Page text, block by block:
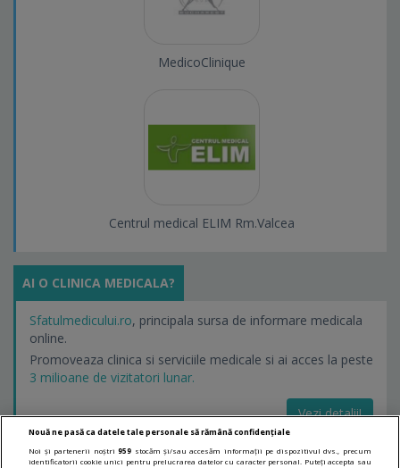
MedicoClinique
Centrul medical ELIM Rm.Valcea
AI O CLINICA MEDICALA?
Sfatulmedicului.ro, principala sursa de informare medicala
online.
Promoveaza clinica si serviciile medicale si ai acces la peste
3 milioane de vizitatori lunar.
Vezi detalii!
Nouă ne pasă ca datele tale personale să rămână confidențiale
Noi și partenerii noștri959 stocăm și/sau accesăm informații pe dispozitivul dvs., precum
identificatorii cookie unici pentru prelucrarea datelor cu caracter personal. Puteți accepta sau